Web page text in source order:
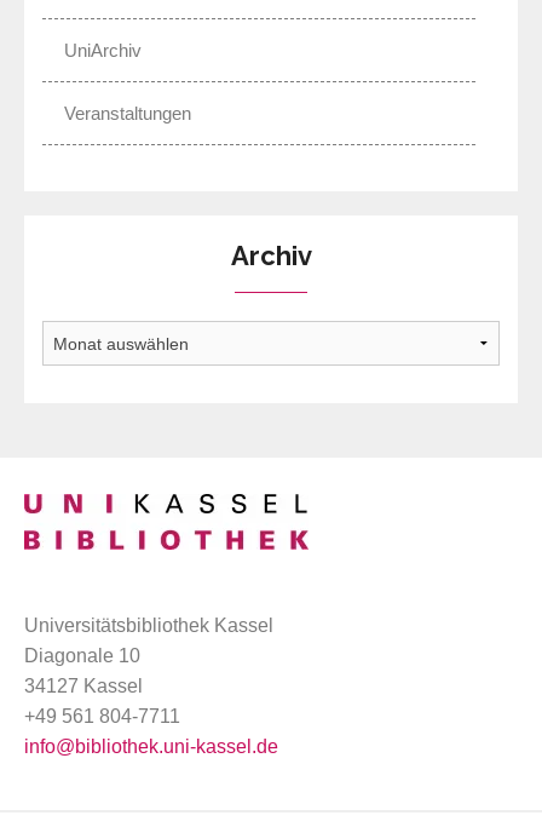
UniArchiv
Veranstaltungen
Archiv
Archiv
Universitätsbibliothek Kassel
Diagonale 10
34127 Kassel
+49 561 804-7711
info@bibliothek.uni-kassel.de